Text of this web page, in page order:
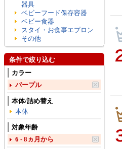
器具
ベビーフード保存容器
ベビー食器
スタイ・お食事エプロン
その他
条件で絞り込む
カラー
パープル
本体/詰め替え
本体
対象年齢
6 - 8ヵ月から